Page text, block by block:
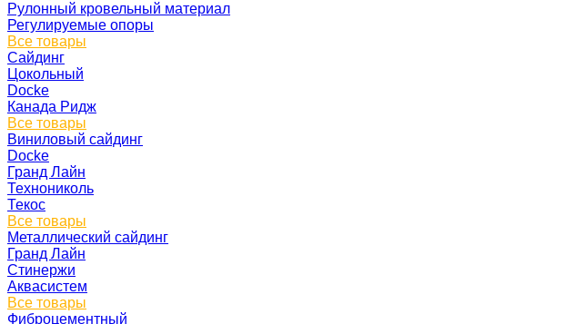
Рулонный кровельный материал
Регулируемые опоры
Все товары
Сайдинг
Цокольный
Docke
Канада Ридж
Все товары
Виниловый сайдинг
Docke
Гранд Лайн
Технониколь
Текос
Все товары
Металлический сайдинг
Гранд Лайн
Стинержи
Аквасистем
Все товары
Фиброцементный